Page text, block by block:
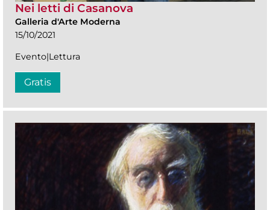
Nei letti di Casanova
Galleria d'Arte Moderna
15/10/2021
Evento|Lettura
Gratis